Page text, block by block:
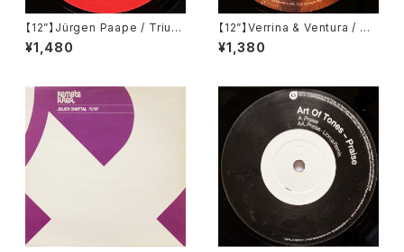
【12”】Jürgen Paape / Trium
ph (Kompakt) (KOM 1)
¥1,480
【12”】Verrina & Ventura / Co
clea EP (Propaganda Reco
rds) (PR002)
¥1,380